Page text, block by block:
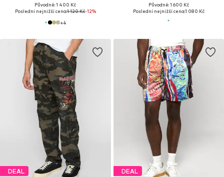
Původně: 1 400 Kč
Poslední nejnižší cena:1 120 Kč-12%
+4
Původně: 1 600 Kč
Poslední nejnižší cena:1 080 Kč
DEAL DEAL